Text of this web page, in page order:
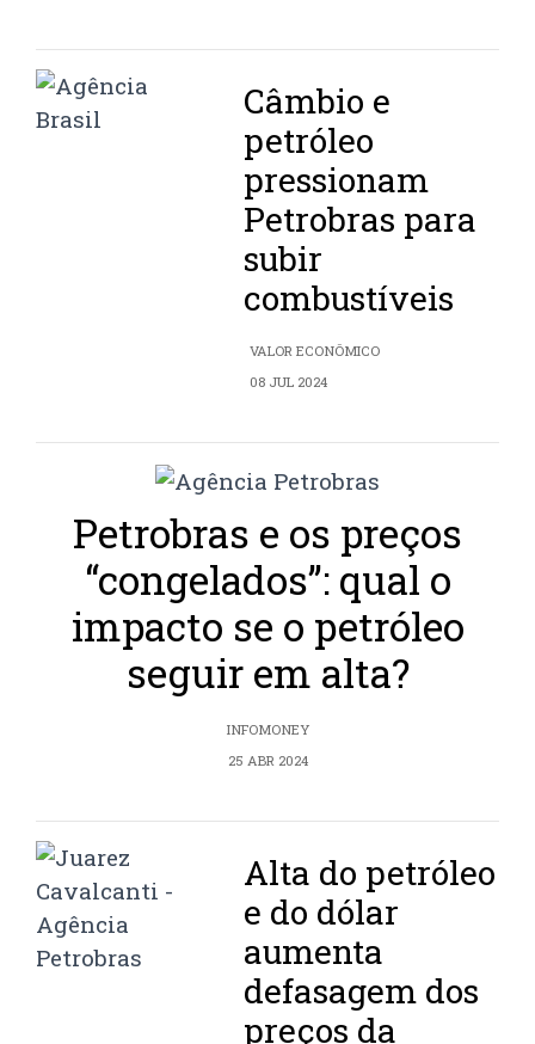
Câmbio e
petróleo
pressionam
Petrobras para
subir
combustíveis
VALOR ECONÔMICO
08 JUL 2024
Petrobras e os preços
“congelados”: qual o
impacto se o petróleo
seguir em alta?
INFOMONEY
25 ABR 2024
Alta do petróleo
e do dólar
aumenta
defasagem dos
preços da